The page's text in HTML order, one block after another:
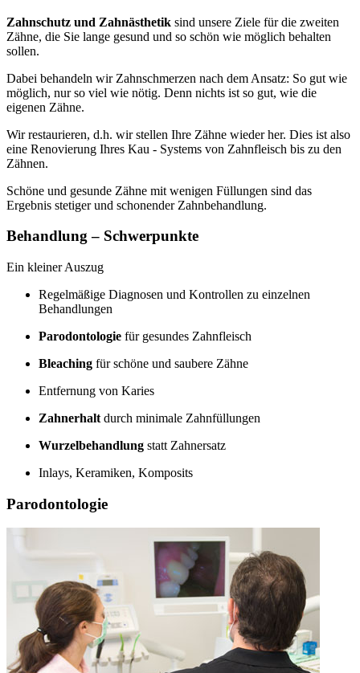
Zahnschutz und Zahnästhetik sind unsere Ziele für die zweiten
Zähne, die Sie lange gesund und so schön wie möglich behalten
sollen.
Dabei behandeln wir Zahnschmerzen nach dem Ansatz: So gut wie
möglich, nur so viel wie nötig. Denn nichts ist so gut, wie die
eigenen Zähne.
Wir restaurieren, d.h. wir stellen Ihre Zähne wieder her. Dies ist also
eine Renovierung Ihres Kau - Systems von Zahnfleisch bis zu den
Zähnen.
Schöne und gesunde Zähne mit wenigen Füllungen sind das
Ergebnis stetiger und schonender Zahnbehandlung.
Behandlung – Schwerpunkte
Ein kleiner Auszug
Regelmäßige Diagnosen und Kontrollen zu einzelnen
Behandlungen
Parodontologie für gesundes Zahnfleisch
Bleaching für schöne und saubere Zähne
Entfernung von Karies
Zahnerhalt durch minimale Zahnfüllungen
Wurzelbehandlung statt Zahnersatz
Inlays, Keramiken, Komposits
Parodontologie